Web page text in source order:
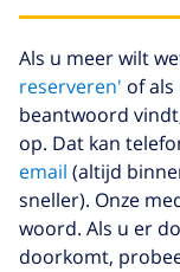
Handdoeken
Babybedje
Extra
Extra
Als u meer wilt
reserveren' of
beantwoord
op. Dat kan
email (altijd
sneller). Onze
woord. Als u er
doorkomt,